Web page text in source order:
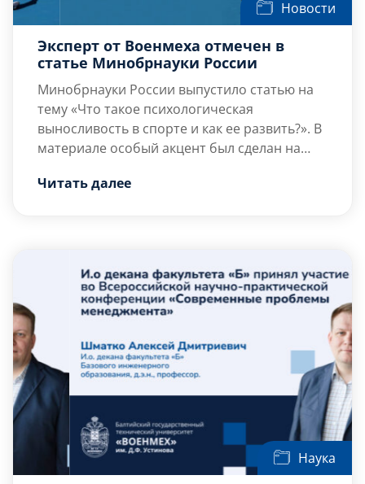
Новости
Эксперт от Военмеха отмечен в
статье Минобрнауки России
Минобрнауки России выпустило статью на
тему «Что такое психологическая
выносливость в спорте и как ее развить?». В
материале особый акцент был сделан на
физические нагрузки, а также о
вуза –Диана Алексеевна Карпенко,
Читать далее
Наука